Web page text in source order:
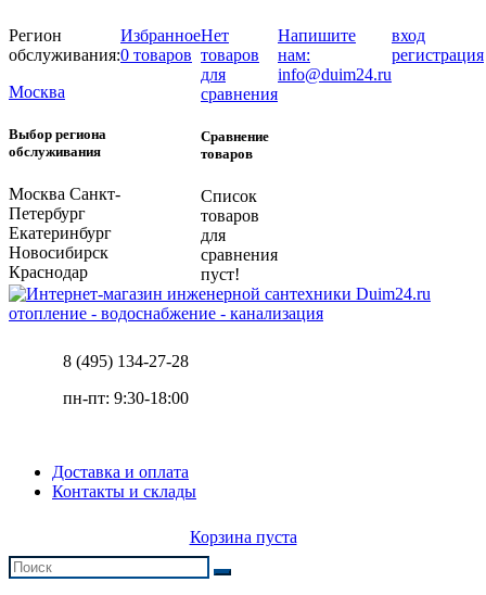
Регион
обслуживания:
Москва
Выбор региона
обслуживания
Москва Санкт-
Петербург
Екатеринбург
Новосибирск
Краснодар
Избранное
0 товаров
Нет
товаров
для
сравнения
Сравнение
товаров
Список
товаров
для
сравнения
пуст!
Напишите
нам:
info@duim24.ru
вход
регистрация
отопление - водоснабжение - канализация
8 (495) 134-27-28
пн-пт: 9:30-18:00
Доставка и оплата
Контакты и склады
Корзина пуста